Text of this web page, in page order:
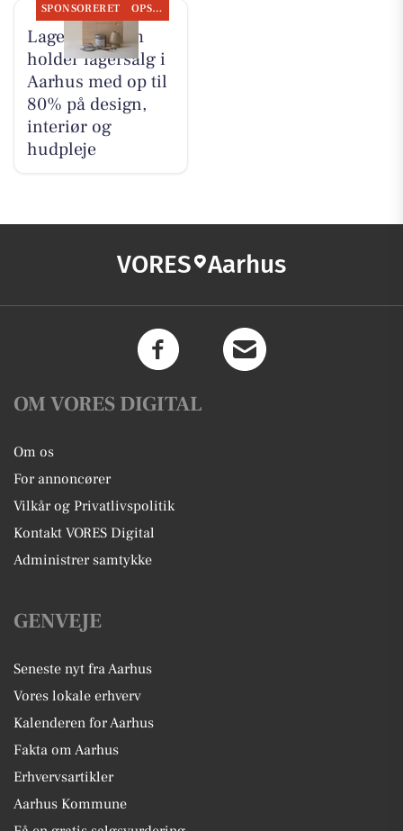
SPONSORERET OPSLAGSTAVLEN
Lagersalg.com
holder lagersalg i
Aarhus med op til
80% på design,
interiør og
hudpleje
VORES Aarhus
OM VORES DIGITAL
Om os
For annoncører
Vilkår og Privatlivspolitik
Kontakt VORES Digital
Administrer samtykke
GENVEJE
Seneste nyt fra Aarhus
Vores lokale erhverv
Kalenderen for Aarhus
Fakta om Aarhus
Erhvervsartikler
Aarhus Kommune